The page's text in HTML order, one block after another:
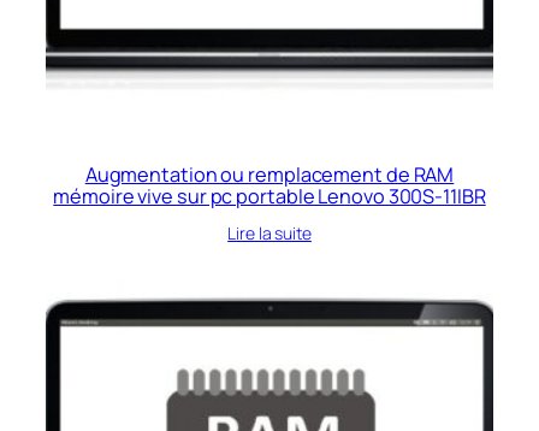
Augmentation ou remplacement de RAM
mémoire vive sur pc portable Lenovo 300S-11IBR
Lire la suite